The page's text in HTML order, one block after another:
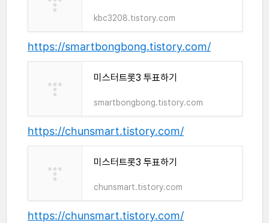
kbc3208.tistory.com
https://smartbongbong.tistory.com/
미스터트롯3 투표하기
smartbongbong.tistory.com
https://chunsmart.tistory.com/
미스터트롯3 투표하기
chunsmart.tistory.com
https://chunsmart.tistory.com/